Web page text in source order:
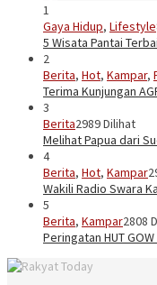
1
Gaya Hidup, Lifestyle
5 Wisata Pantai
2
Berita, Hot, Kampar,
Terima Kunjungan
3
Berita2989 Dilihat
Melihat Papua dari
4
Berita, Hot, Kampar
Wakili Radio Swara
5
Berita, Kampar2808
Peringatan HUT